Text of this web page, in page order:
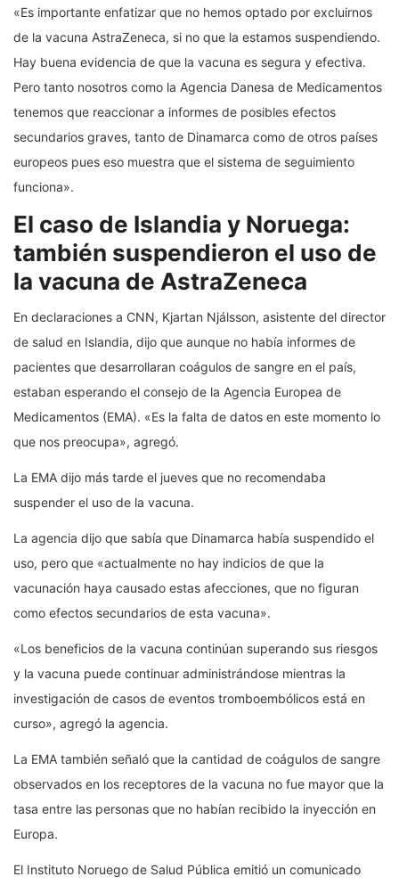
«Es importante enfatizar que no hemos optado por excluirnos
de la vacuna AstraZeneca, si no que la estamos suspendiendo.
Hay buena evidencia de que la vacuna es segura y efectiva.
Pero tanto nosotros como la Agencia Danesa de Medicamentos
tenemos que reaccionar a informes de posibles efectos
secundarios graves, tanto de Dinamarca como de otros países
europeos pues eso muestra que el sistema de seguimiento
funciona».
El caso de Islandia y Noruega:
también suspendieron el uso de
la vacuna de AstraZeneca
En declaraciones a CNN, Kjartan Njálsson, asistente del director
de salud en Islandia, dijo que aunque no había informes de
pacientes que desarrollaran coágulos de sangre en el país,
estaban esperando el consejo de la Agencia Europea de
Medicamentos (EMA). «Es la falta de datos en este momento lo
que nos preocupa», agregó.
La EMA dijo más tarde el jueves que no recomendaba
suspender el uso de la vacuna.
La agencia dijo que sabía que Dinamarca había suspendido el
uso, pero que «actualmente no hay indicios de que la
vacunación haya causado estas afecciones, que no figuran
como efectos secundarios de esta vacuna».
«Los beneficios de la vacuna continúan superando sus riesgos
y la vacuna puede continuar administrándose mientras la
investigación de casos de eventos tromboembólicos está en
curso», agregó la agencia.
La EMA también señaló que la cantidad de coágulos de sangre
observados en los receptores de la vacuna no fue mayor que la
tasa entre las personas que no habían recibido la inyección en
Europa.
El Instituto Noruego de Salud Pública emitió un comunicado